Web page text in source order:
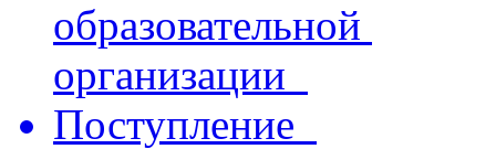
образовательной
организации
Поступление